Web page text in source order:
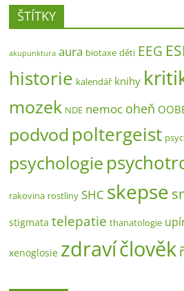
ŠTÍTKY
akupunktura aura biotaxe děti EEG
historie kalendář knihy
mozek NDE nemoc oheň
podvod poltergeist
psychologie
rakovina rostliny SHC skepse
stigmata telepatie thanatologie
xenoglosie zdravíčlověk